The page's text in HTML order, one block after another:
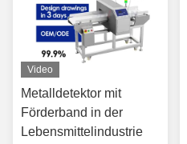
Video
Metalldetektor mit
Förderband in der
Lebensmittelindustrie